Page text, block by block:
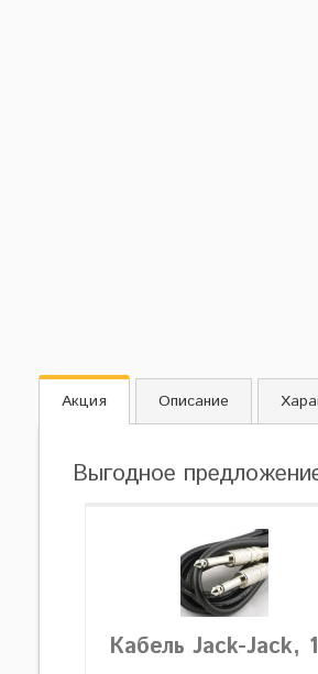
Акция Описание
Выгодное
Кабель Jack-Jack,